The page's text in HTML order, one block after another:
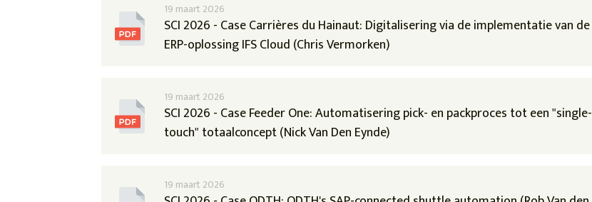
19 maart 2026
SCI 2026 - Case Carrières du Hainaut: Digitalisering via de implementatie van de
ERP-oplossing IFS Cloud (Chris Vermorken)
19 maart 2026
SCI 2026 - Case Feeder One: Automatisering pick- en packproces tot een "single-
touch" totaalconcept (Nick Van Den Eynde)
19 maart 2026